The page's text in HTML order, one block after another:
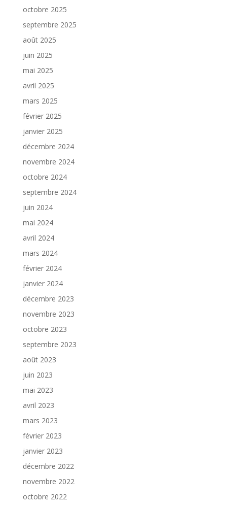
octobre 2025
septembre 2025
août 2025
juin 2025
mai 2025
avril 2025
mars 2025
février 2025
janvier 2025
décembre 2024
novembre 2024
octobre 2024
septembre 2024
juin 2024
mai 2024
avril 2024
mars 2024
février 2024
janvier 2024
décembre 2023
novembre 2023
octobre 2023
septembre 2023
août 2023
juin 2023
mai 2023
avril 2023
mars 2023
février 2023
janvier 2023
décembre 2022
novembre 2022
octobre 2022